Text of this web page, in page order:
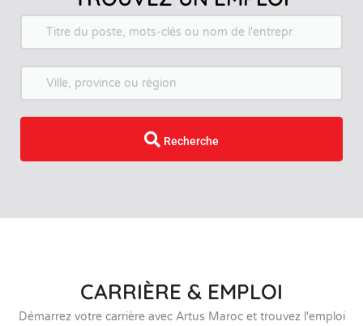
keyword
location
Recherche
CARRIÈRE & EMPLOI
Démarrez votre carrière avec Artus Maroc et trouvez l'emploi